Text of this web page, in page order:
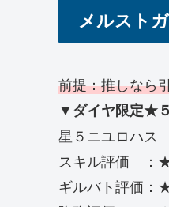
メルスト
前提：推しなら
▼ダイヤ限定★
星５ニユロハ
スキル評価 ：
ギルバト評価